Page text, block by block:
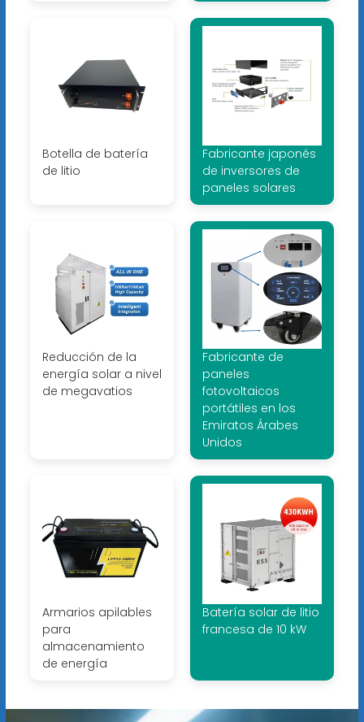
Botella de batería
de litio
Fabricante japonés
de inversores de
paneles solares
Reducción de la
energía solar a nivel
de megavatios
Fabricante de
paneles
fotovoltaicos
portátiles en los
Emiratos Árabes
Unidos
Armarios apilables
para
almacenamiento
de energía
Batería solar de litio
francesa de 10 kW